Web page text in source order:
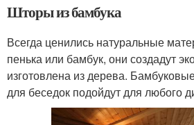
Шторы из бамбука
Всегда ценились натуральные
пенька или бамбук, они создадут
изготовлена из дерева.
для беседок подойдут для любого